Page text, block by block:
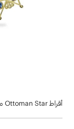
أقراط Ottoman Star من عزة فهمي